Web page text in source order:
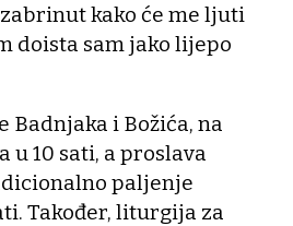
kako će me ljuti
doista sam jako lijepo
Badnjaka i Božića, na
10 sati, a proslava
paljenje
Također, liturgija za